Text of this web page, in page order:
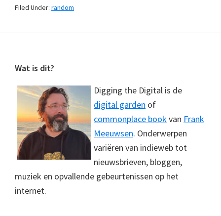
Filed Under: random
Footer
Wat is dit?
Digging the Digital is de
digital garden of
commonplace bookvan Frank
Meeuwsen. Onderwerpen
variëren van indieweb tot
nieuwsbrieven, bloggen,
muziek en opvallende gebeurtenissen op het
internet.